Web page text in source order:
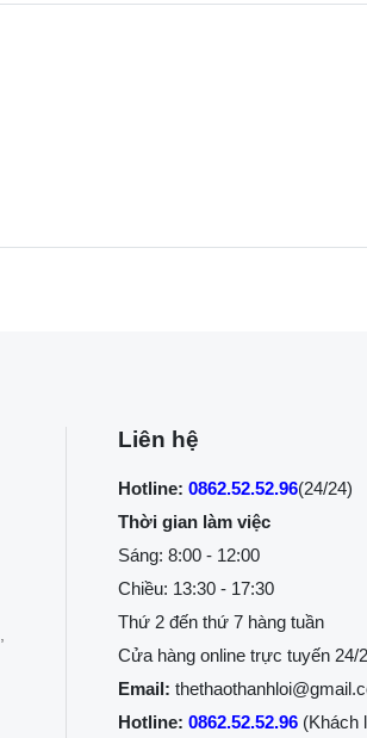
Liên hệ
Hotline: 0862.52.52.96(24/24)
Thời gian làm việc
Sáng: 8:00 - 12:00
Chiều: 13:30 - 17:30
Thứ 2 đến thứ 7 hàng tuần
Cửa hàng online trực tuyến 24/
Email:
Hotline: 0862.52.52.96 (Khách